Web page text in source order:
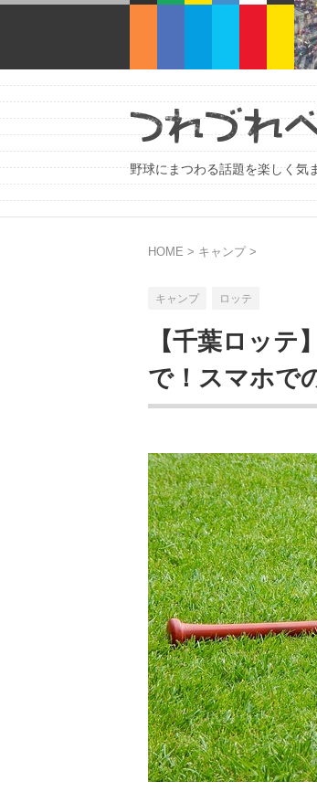
野球にまつわる話題を楽しく気
HOME > キャンプ >
キャンプ ロッテ
【千葉ロッ
で！スマホで